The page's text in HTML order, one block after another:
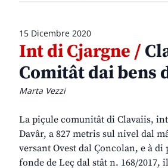
15 Dicembre 2020
Int di Cjargne /
Comitât dai bens
Marta Vezzi
La piçule comunitât di Clavaiis,
Davâr, a 827 metris sul nivel dal
versant Ovest dal Çoncolan, e à
fonde de Leç dal stât n. 168/